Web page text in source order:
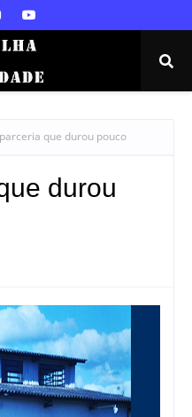
que durou pouco
durou